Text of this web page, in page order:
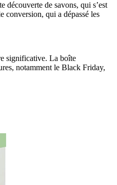
de savons, qui s’est
conversion, qui a dépassé les
significative. La boîte
notamment le Black Friday,